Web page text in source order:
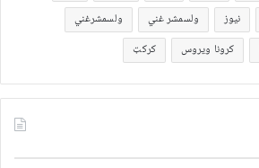
نیوز ولسمشر غني
ولسمشرغني
کرونا ویروس کرکټ